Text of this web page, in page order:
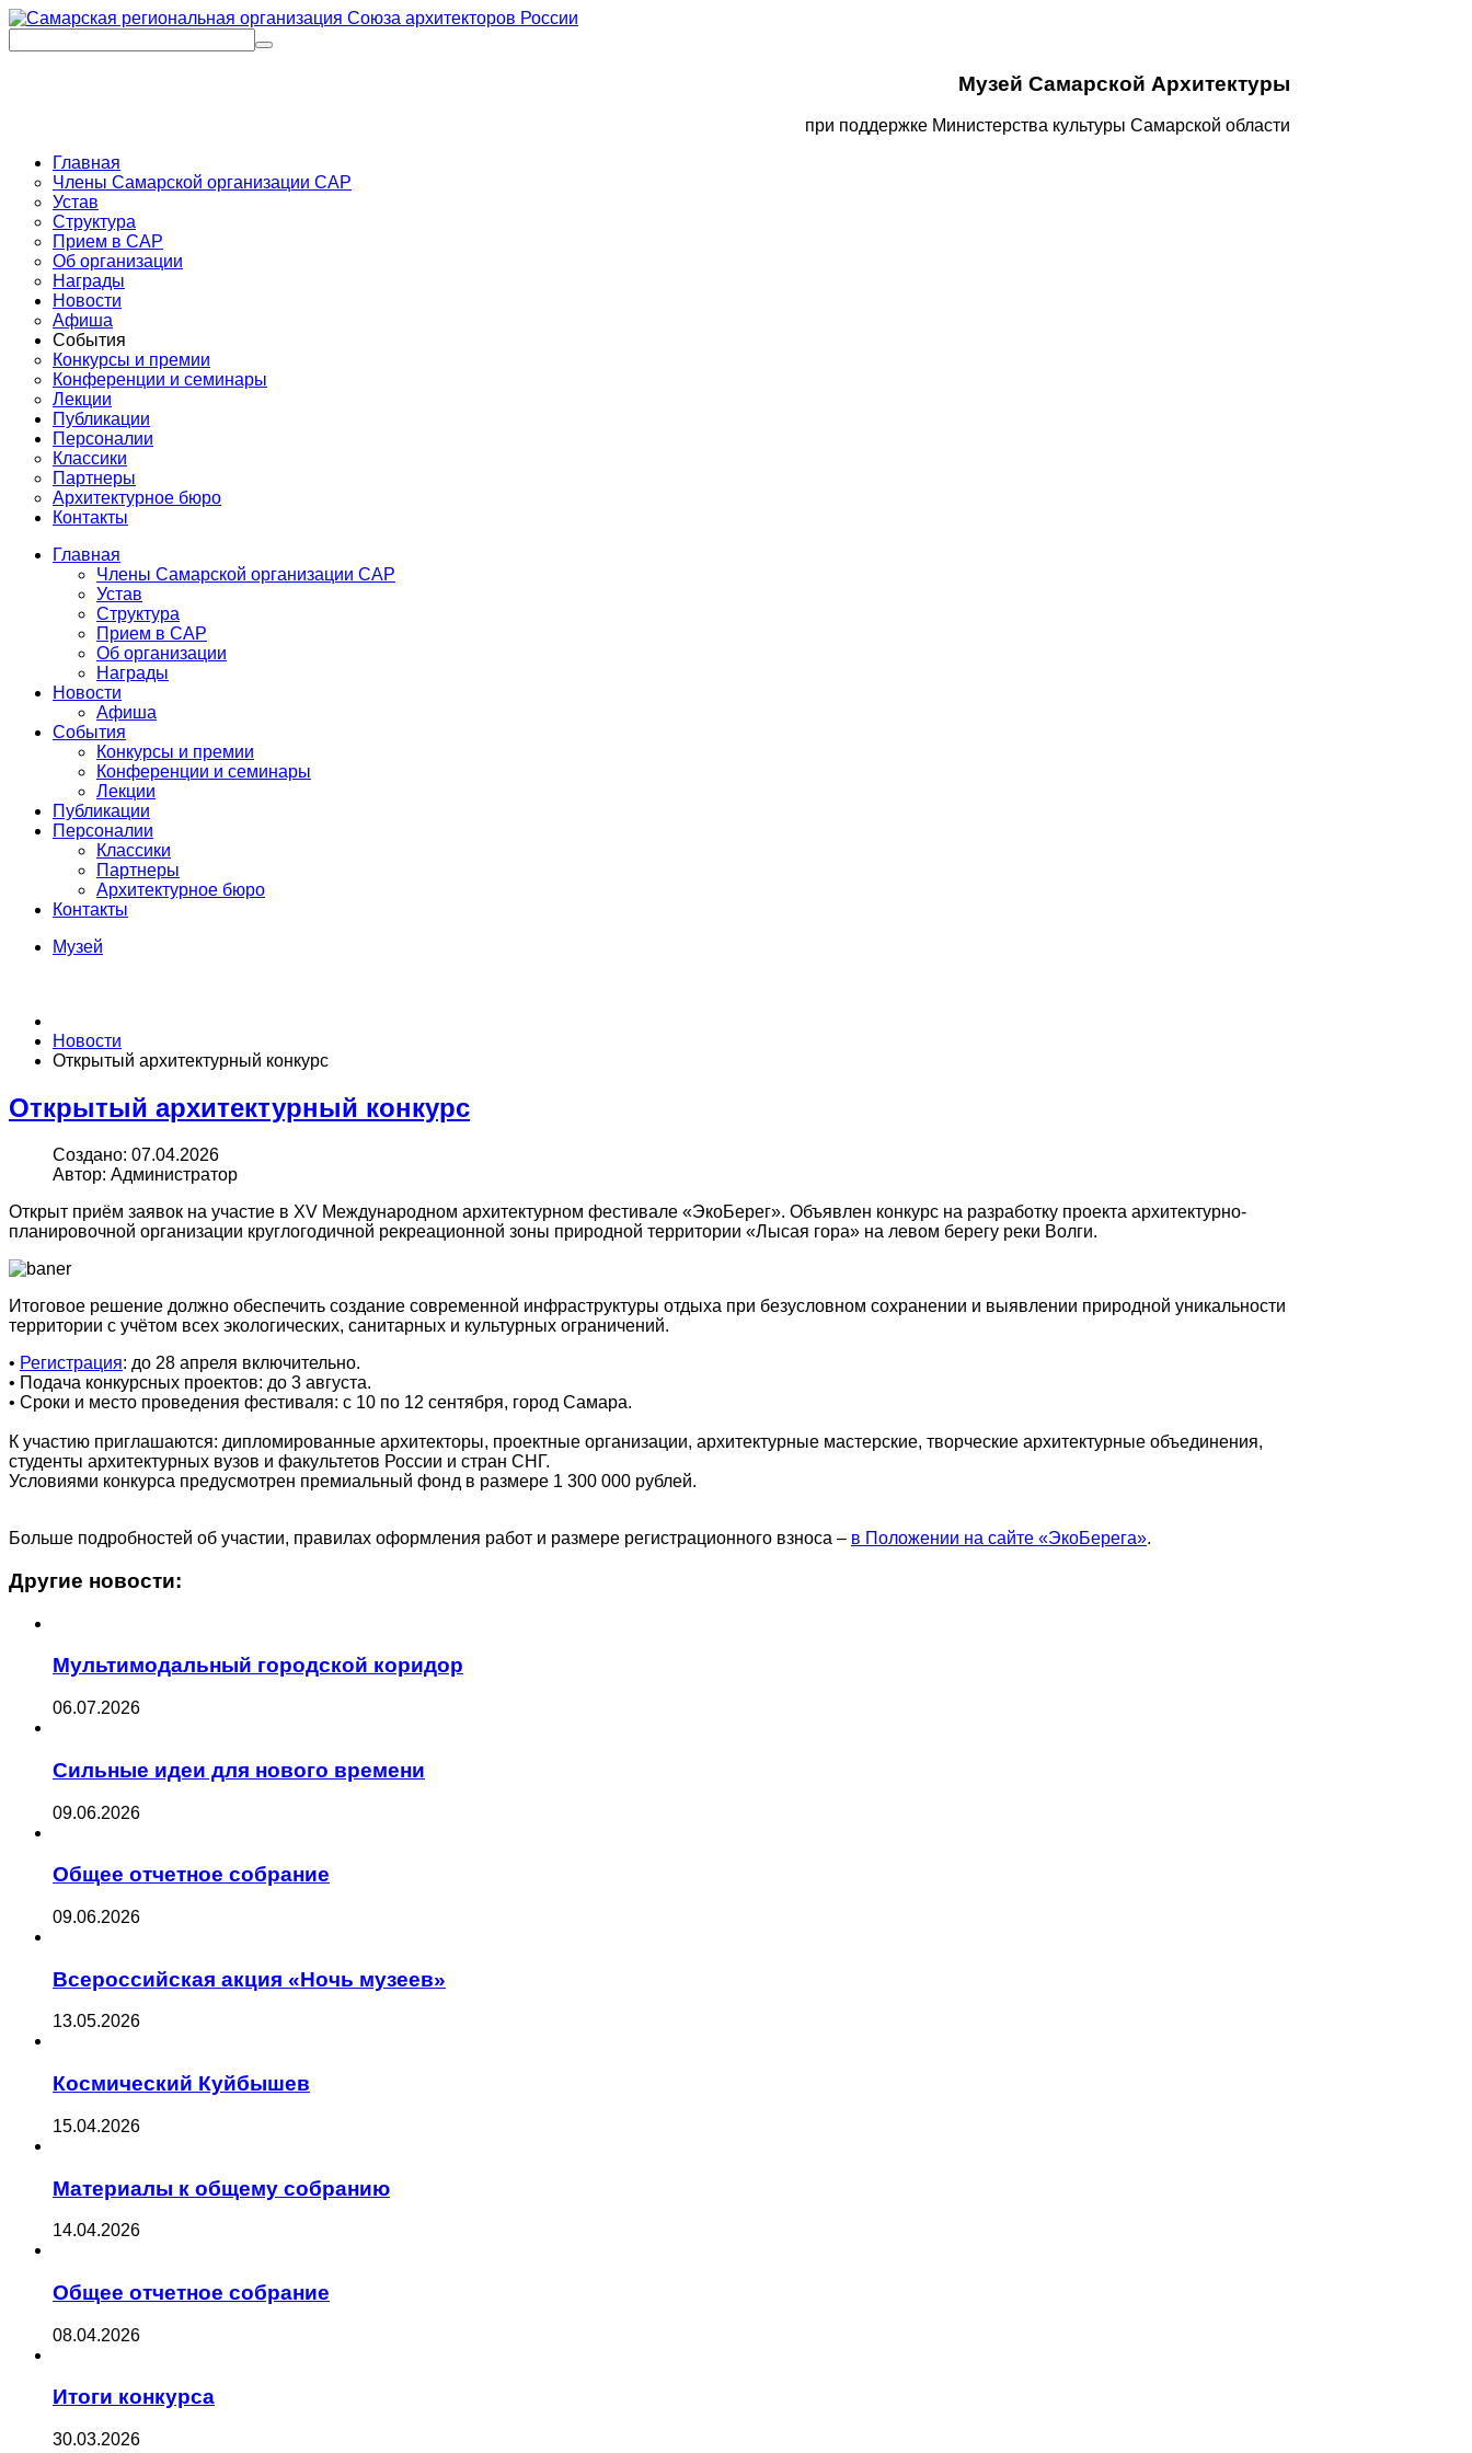
Музей Самарской Архитектуры
при поддержке Министерства культуры Самарской области
Главная
Члены Самарской организации САР
Устав
Структура
Прием в САР
Об организации
Награды
Новости
Афиша
События
Конкурсы и премии
Конференции и семинары
Лекции
Публикации
Персоналии
Классики
Партнеры
Архитектурное бюро
Контакты
Главная
Члены Самарской организации САР
Устав
Структура
Прием в САР
Об организации
Награды
Новости
Афиша
События
Конкурсы и премии
Конференции и семинары
Лекции
Публикации
Персоналии
Классики
Партнеры
Архитектурное бюро
Контакты
Музей
Новости
Открытый архитектурный конкурс
Открытый архитектурный конкурс
Создано: 07.04.2026
Автор: Администратор
Открыт приём заявок на участие в XV Международном архитектурном фестивале «ЭкоБерег». Объявлен конкурс на разработку проекта архитектурно-
планировочной организации круглогодичной рекреационной зоны природной территории «Лысая гора» на левом берегу реки Волги.
Итоговое решение должно обеспечить создание современной инфраструктуры отдыха при безусловном сохранении и выявлении природной уникальности
территории с учётом всех экологических, санитарных и культурных ограничений.
• Регистрация: до 28 апреля включительно.
• Подача конкурсных проектов: до 3 августа.
• Сроки и место проведения фестиваля: с 10 по 12 сентября, город Самара.
К участию приглашаются: дипломированные архитекторы, проектные организации, архитектурные мастерские, творческие архитектурные объединения,
студенты архитектурных вузов и факультетов России и стран СНГ.
Условиями конкурса предусмотрен премиальный фонд в размере 1 300 000 рублей.
Больше подробностей об участии, правилах оформления работ и размере регистрационного взноса – в Положении на сайте «ЭкоБерега».
Другие новости:
Мультимодальный городской коридор
06.07.2026
Сильные идеи для нового времени
09.06.2026
Общее отчетное собрание
09.06.2026
Всероссийская акция «Ночь музеев»
13.05.2026
Космический Куйбышев
15.04.2026
Материалы к общему собранию
14.04.2026
Общее отчетное собрание
08.04.2026
Итоги конкурса
30.03.2026